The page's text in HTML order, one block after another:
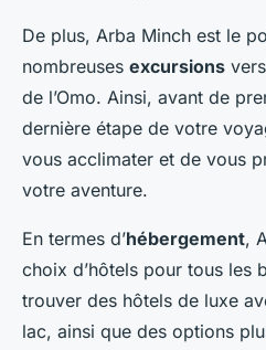
De plus, Arba Minch est le
nombreuses excursions
de l’Omo. Ainsi, avant de
dernière étape de votre
vous acclimater et de vous
votre aventure.
En termes d’hébergement,
choix d’hôtels pour tous les
trouver des hôtels de luxe
lac, ainsi que des options